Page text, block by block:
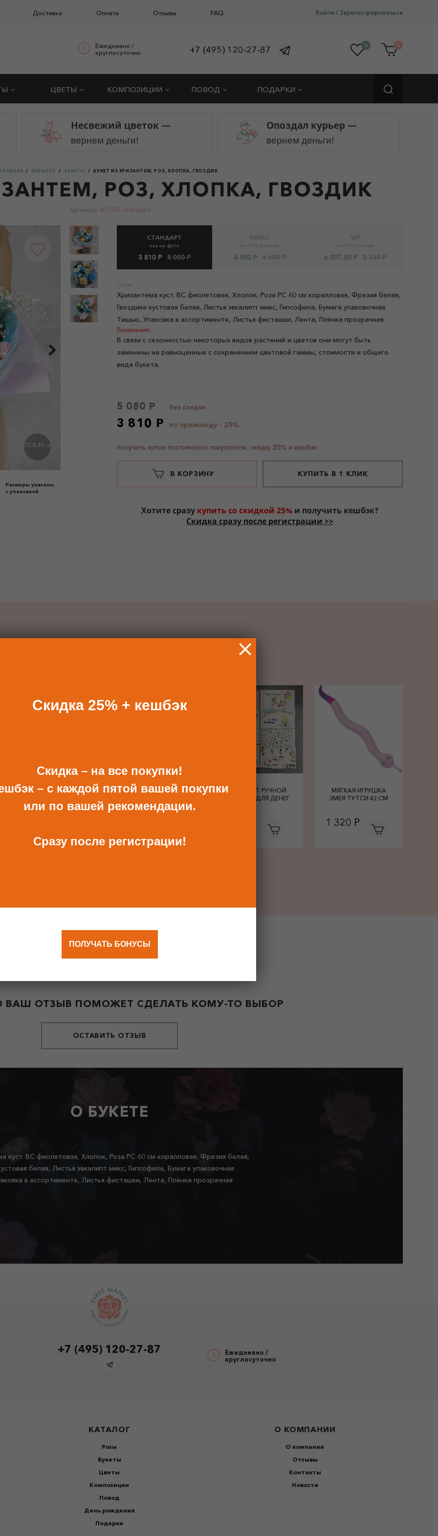
Доставка Оплата Отзывы FAQ Войти /Зарегистрироваться
Ежедневно /
круглосуточно
+7 (495) 120-27-87 0 0
ЦВЕТЫ КОМПОЗИЦИИ ПОВОД ПОДАРКИ
Несвежий цветок —
вернем деньги!
Опоздал курьер —
вернем деньги!
ГЛАВНАЯ КАТАЛОГ БУКЕТЫ БУКЕТ ИЗ ХРИЗАНТЕМ, РОЗ, ХЛОПКА, ГВОЗДИК
РОЗ, ХЛОПКА, ГВОЗДИК
Артикул: B0593-standart
30 X 45 СМ
Размеры указаны
с упаковкой
СТАНДАРТ
как на фото
3 810 Р 5 080 Р
ЛЮКС
4 950 Р 6 600 Р
VIP
6 097.50 Р 8 130 Р
Состав:
Хризантема куст. ВС фиолетовая, Хлопок, Роза РС 60 см коралловая, Фрезия белая,
Гвоздика кустовая белая, Листья эвкалипт микс, Гипсофила, Бумага упаковочная
Тишью, Упаковка в ассортименте, Листья фисташки, Лента, Плёнка прозрачная
Внимание:
В связи с сезонностью некоторых видов растений и цветов они могут быть
заменены на равноценные с сохранением цветовой гаммы, стоимости и общего
вида букета.
5 080 Р без скидки
3 810 Р по промокоду - 25%
получить купон постоянного покупателя, скидку 25% и кешбэк
В КОРЗИНУ КУПИТЬ В 1 КЛИК
Хотите сразу купить со скидкой 25%и получить кешбэк?
Скидка сразу после регистрации >>
К ЗАКАЗУ ПОДАРОК
ОТКРЫТКА И
КОНВЕРТ РУЧНОЙ
ДЕКОРОМ
КОНВЕРТ РУЧНОЙ
РАБОТЫ ДЛЯ ДЕНЕГ
МЯГКАЯ ИГРУШКА
ЗМЕЯ ТУТСИ 42 СМ
1 320 Р
ОТЗЫВ ПОМОЖЕТ СДЕЛАТЬ КОМУ-ТО ВЫБОР
ОСТАВИТЬ ОТЗЫВ
О БУКЕТЕ
куст. ВС фиолетовая, Хлопок, Роза РС 60 см коралловая, Фрезия белая,
белая, Листья эвкалипт микс, Гипсофила, Бумага упаковочная
в ассортименте, Листья фисташки, Лента, Плёнка прозрачная
+7 (495) 120-27-87
Ежедневно /
круглосуточно
КАТАЛОГ
Розы
Букеты
Цветы
Композиции
Повод
День рождения
Подарки
О КОМПАНИИ
О компании
Отзывы
Контакты
Новости
Скидка 25% + кешбэк
Скидка – на все покупки!
– с каждой пятой вашей покупки
или по вашей рекомендации.
Сразу после регистрации!
ПОЛУЧАТЬ БОНУСЫ